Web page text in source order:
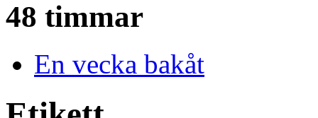
48 timmar
En vecka bakåt